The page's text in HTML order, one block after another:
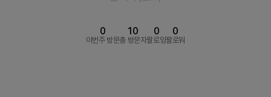
이번주 방문
0
총 방문자
10
팔로잉
0
팔로워
0